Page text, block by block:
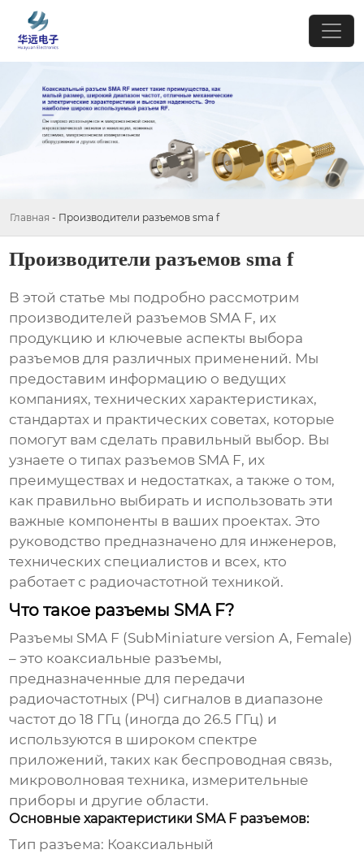
Главная - Производители разъемов sma f
Производители разъемов sma f
В этой статье мы подробно рассмотрим
производителей разъемов SMA F, их
продукцию и ключевые аспекты выбора
разъемов для различных применений. Мы
предоставим информацию о ведущих
компаниях, технических характеристиках,
стандартах и практических советах, которые
помогут вам сделать правильный выбор. Вы
узнаете о типах разъемов SMA F, их
преимуществах и недостатках, а также о том,
как правильно выбирать и использовать эти
важные компоненты в ваших проектах. Это
руководство предназначено для инженеров,
технических специалистов и всех, кто
работает с радиочастотной техникой.
Что такое разъемы SMA F?
Разъемы SMA F (SubMiniature version A, Female)
– это коаксиальные разъемы,
предназначенные для передачи
радиочастотных (РЧ) сигналов в диапазоне
частот до 18 ГГц (иногда до 26.5 ГГц) и
используются в широком спектре
приложений, таких как беспроводная связь,
микроволновая техника, измерительные
приборы и другие области.
Основные характеристики SMA F разъемов:
Тип разъема: Коаксиальный